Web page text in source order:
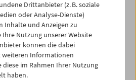
Plakatsammlung des
die Ausstellung Originalplakate
drei Jahrzehnten seiner
Die AusstellungGertie Fröhlich.
13. September 2023 bis 3. März
Kunst, Wienzu sehen.
Drittanbieter (z. B. soziale
oder Analyse-Dienste)
Inhalte und Anzeigen zu
Nutzung unserer Website
können die dabei
Informationen
im Rahmen Ihrer Nutzung
haben.